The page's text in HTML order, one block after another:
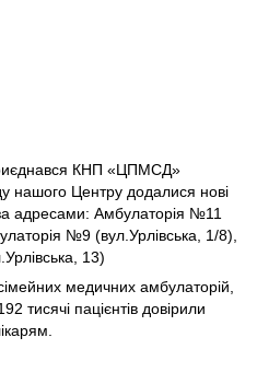
КНП «ЦПМСД»
нашого Центру додалися нові
адресами: Амбулаторія №11
№9 (вул.Урлівська, 1/8),
13)
медичних амбулаторій,
тисячі пацієнтів довірили